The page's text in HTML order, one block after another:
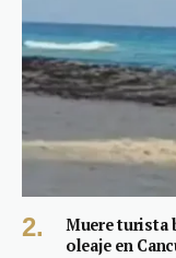
Muere turista
oleaje en